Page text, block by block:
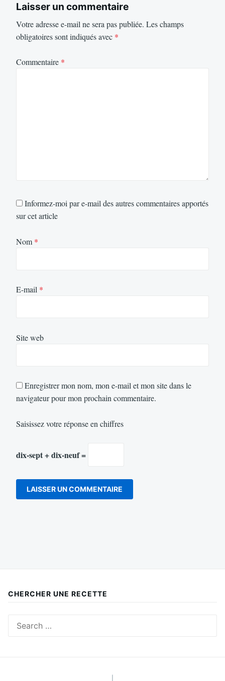
Laisser un commentaire
Votre adresse e-mail ne sera pas publiée. Les champs
obligatoires sont indiqués avec *
Commentaire *
Informez-moi par e-mail des autres commentaires apportés
sur cet article
Nom *
E-mail *
Site web
Enregistrer mon nom, mon e-mail et mon site dans le
navigateur pour mon prochain commentaire.
Saisissez votre réponse en chiffres
dix-sept + dix-neuf =
CHERCHER UNE RECETTE
for: